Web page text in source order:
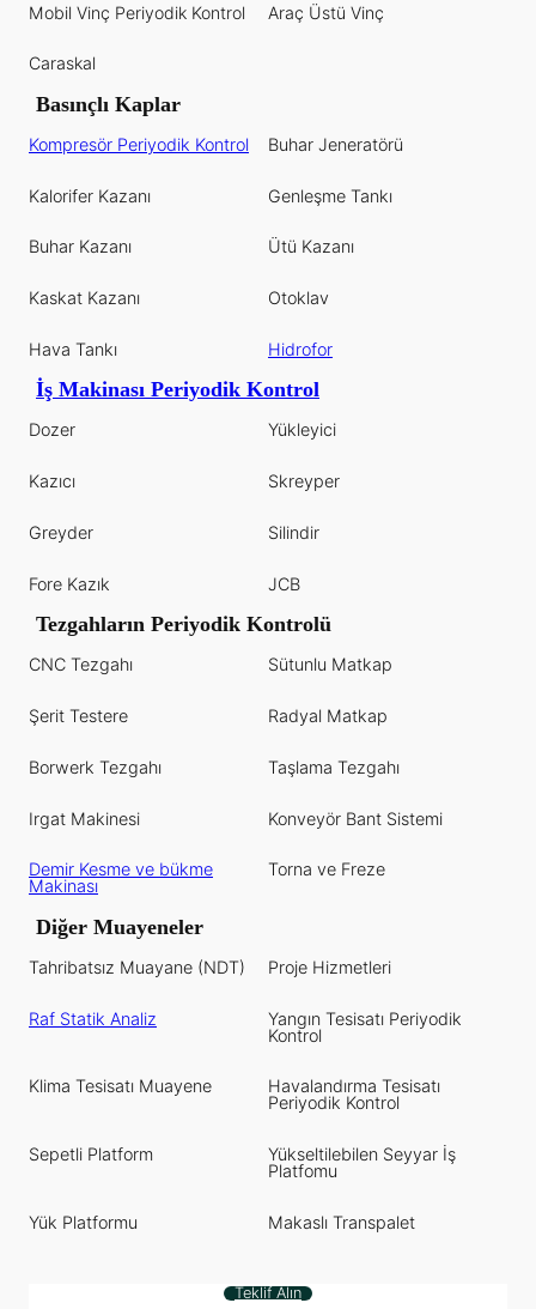
Mobil Vinç Periyodik Kontrol Araç Üstü Vinç
Caraskal
Basınçlı Kaplar
Kompresör Periyodik Kontrol Buhar Jeneratörü
Kalorifer Kazanı Genleşme Tankı
Buhar Kazanı Ütü Kazanı
Kaskat Kazanı Otoklav
Hava Tankı Hidrofor
İş Makinası Periyodik Kontrol
Dozer Yükleyici
Kazıcı Skreyper
Greyder Silindir
Fore Kazık JCB
Tezgahların Periyodik Kontrolü
CNC Tezgahı Sütunlu Matkap
Şerit Testere Radyal Matkap
Borwerk Tezgahı Taşlama Tezgahı
Irgat Makinesi Konveyör Bant Sistemi
Demir Kesme ve bükme
Makinası
Torna ve Freze
Diğer Muayeneler
Tahribatsız Muayane (NDT) Proje Hizmetleri
Raf Statik Analiz
Yangın Tesisatı Periyodik
Kontrol
Klima Tesisatı Muayene
Havalandırma Tesisatı
Periyodik Kontrol
Sepetli Platform
Yükseltilebilen Seyyar İş
Platfomu
Yük Platformu Makaslı Transpalet
Teklif Alın